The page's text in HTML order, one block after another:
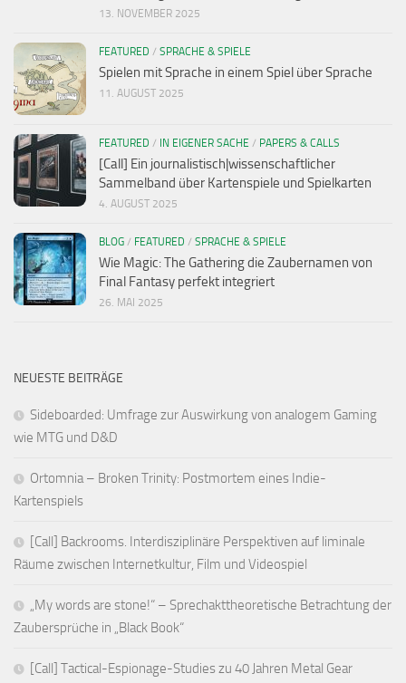
13. NOVEMBER 2025
FEATURED / SPRACHE & SPIELE
Spielen mit Sprache in einem Spiel über Sprache
11. AUGUST 2025
FEATURED / IN EIGENER SACHE / PAPERS & CALLS
[Call] Ein journalistisch|wissenschaftlicher
Sammelband über Kartenspiele und Spielkarten
4. AUGUST 2025
BLOG / FEATURED / SPRACHE & SPIELE
Wie Magic: The Gathering die Zaubernamen von
Final Fantasy perfekt integriert
26. MAI 2025
NEUESTE BEITRÄGE
Sideboarded: Umfrage zur Auswirkung von analogem Gaming
wie MTG und D&D
Ortomnia – Broken Trinity: Postmortem eines Indie-
Kartenspiels
[Call] Backrooms. Interdisziplinäre Perspektiven auf liminale
Räume zwischen Internetkultur, Film und Videospiel
„My words are stone!“ – Sprechakttheoretische Betrachtung der
Zaubersprüche in „Black Book“
[Call] Tactical-Espionage-Studies zu 40 Jahren Metal Gear